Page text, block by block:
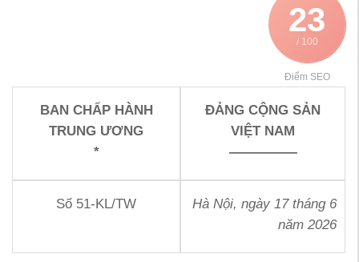
23
/ 100
Điểm SEO
BAN CHẤP HÀNH
TRUNG ƯƠNG
*
ĐẢNG CỘNG SẢN
VIỆT NAM
—————
Số 51-KL/TW
Hà Nội, ngày 17 tháng 6
năm 2026